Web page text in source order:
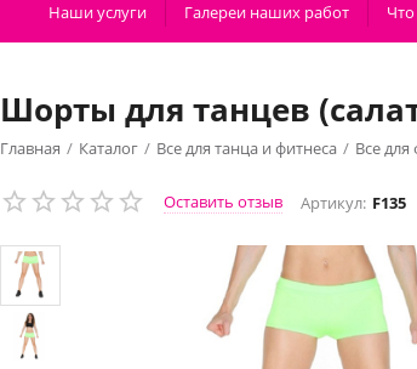
Наши услуги Галереи наших работ
Шорты для танцев
Главная / Каталог / Все для танца и фитнеса / Все для
Оставить отзыв Артикул: F135